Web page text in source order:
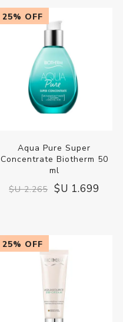
25% OFF
Aqua Pure Super
Concentrate Biotherm 50
ml
$U 2.265 $U 1.699
25% OFF